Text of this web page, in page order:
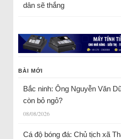
dân sẽ thắng
BÀI MỚI
Bắc ninh: Ông Nguyễn Văn
còn bỏ ngỏ?
08/08/2026
Cá độ bóng đá: Chủ tịch xã